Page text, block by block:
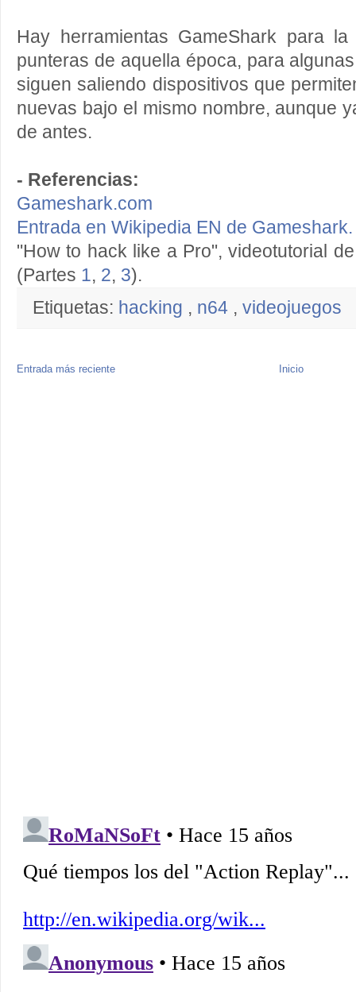
Hay herramientas GameShark para
punteras de aquella época, para
siguen saliendo dispositivos que
nuevas bajo el mismo nombre, aunque
de antes.
- Referencias:
Gameshark.com
Entrada en Wikipedia EN de Gameshark.
"How to hack like a Pro", videotutorial
(Partes 1, 2, 3).
Etiquetas: hacking , n64 , videojuegos
Entrada más reciente Inicio